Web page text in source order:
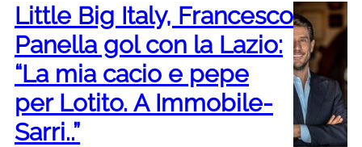
Little Big Italy, Francesco
Panella gol con la Lazio:
“La mia cacio e pepe
per Lotito. A Immobile-
Sarri..”